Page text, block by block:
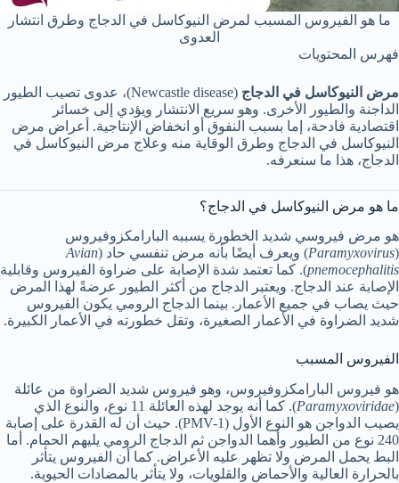
ما هو الفيروس المسبب لمرض النيوكاسل في الدجاج وطرق انتشار
العدوى
فهرس المحتويات
مرض النيوكاسل في الدجاج
(Newcastle disease)، عدوى تصيب الطيور
الداجنة والطيور الأخرى. وهو سريع الانتشار ويؤدي إلى خسائر
اقتصادية فادحة، إما بسبب النفوق أو انخفاض الإنتاجية. أعراض مرض
النيوكاسل في الدجاج وطرق الوقاية منه وعلاج مرض النيوكاسل في
الدجاج، هذا ما سنعرفه.
ما هو مرض النيوكاسل في الدجاج؟
هو مرض فيروسي شديد الخطورة يسببه البارامكزوفيروس
(
Paramyxovirus) ويعرف أيضًا بأنه مرض تنفسي حاد (Avian
pnemocephalitis). كما تعتمد شدة الإصابة على ضراوة الفيروس وقابلية
الإصابة عند الدجاج. ويعتبر الدجاج من أكثر الطيور عرضةً لهذا المرض
حيث يصاب في جميع الأعمار. بينما الدجاج الرومي يكون الفيروس
شديد الضراوة في الأعمار الصغيرة، وتقل خطورته في الأعمار الكبيرة.
الفيروس المسبب
هو فيروس البارامكزوفيروس، وهو فيروس شديد الضراوة من عائلة
(
Paramyxoviridae
). كما أنه يوجد لهذه العائلة 11 نوع، والنوع الذي
يصيب الدواجن هو النوع الأول (PMV-1). حيث أن له القدرة على إصابة
240 نوع من الطيور وأهما الدواجن ثم الدجاج الرومي يليهم الحمام. أما
البط يحمل المرض ولا تظهر عليه الأعراض. كما أن الفيروس يتأثر
بالحرارة العالية والأحماض والقلويات، ولا يتأثر بالمضادات الحيوية.